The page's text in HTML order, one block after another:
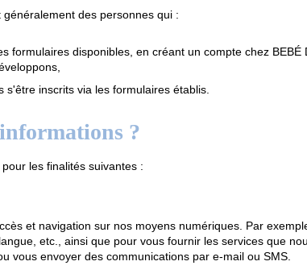
des personnes qui :
formulaires disponibles, en créant un compte chez
inscrits via les formulaires établis.
?
les finalités suivantes :
et navigation sur nos moyens numériques. Par
etc., ainsi que pour vous fournir les services que
vous envoyer des communications par e-mail ou SMS.